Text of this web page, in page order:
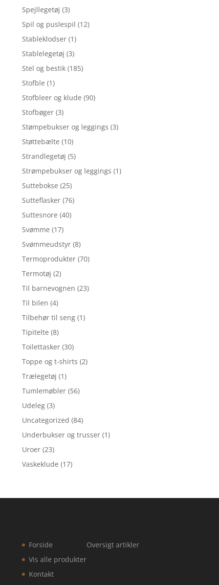
Spejllegetøj (3)
Spil og puslespil (12)
Stableklodser (1)
Stablelegetøj (3)
Stel og bestik (185)
Stofble (1)
Stofbleer og klude (90)
Stofbøger (3)
Stømpebukser og leggings (3)
Støttebælte (10)
Strandlegetøj (5)
Strømpebukser og leggings (1)
Suttebokse (25)
Sutteflasker (76)
Suttesnore (40)
Svømme (17)
Svømmeudstyr (8)
Termoprodukter (70)
Termotøj (2)
Til barnevognen (23)
Til bilen (4)
Tilbehør til seng (1)
Tipitelte (8)
Toilettasker (30)
Toppe og t-shirts (2)
Trælegetøj (1)
Tumlemøbler (56)
Udeleg (3)
Uncategorized (84)
Underbukser og trusser (1)
Uroer (23)
Vaskeklude (17)
Forside
Vis alle produkter
Kontakt
Oversigt artikler